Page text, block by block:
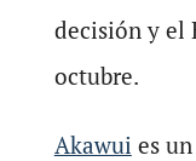
decisión y el
octubre.
Akawui es